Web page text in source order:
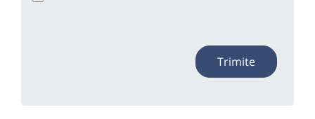
Trimite